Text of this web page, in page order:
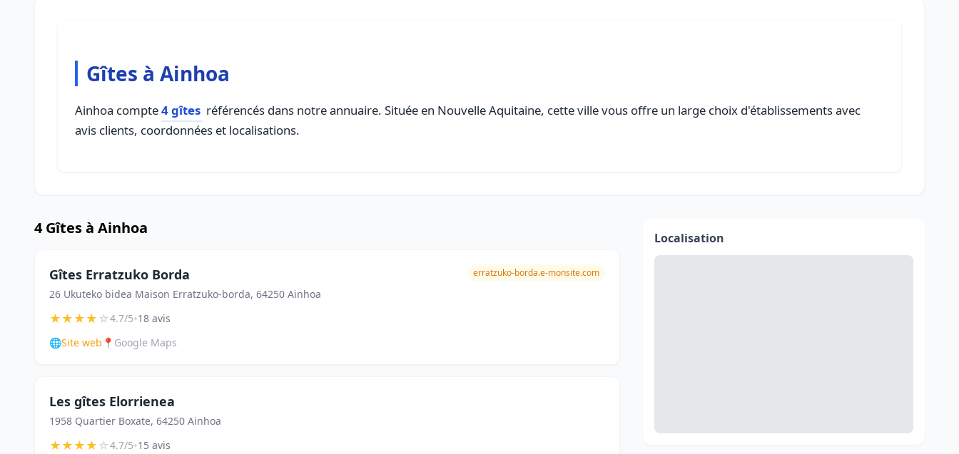
Gîtes à Ainhoa
Ainhoa compte4 gîtes référencés dans notre annuaire. Située en Nouvelle Aquitaine, cette ville vous offre un large choix d'établissements avec
avis clients, coordonnées et localisations.
4 Gîtes à Ainhoa
Gîtes Erratzuko Borda
26 Ukuteko bidea Maison Erratzuko-borda, 64250 Ainhoa
erratzuko-borda.e-monsite.com
★★★★☆4.7/5•18 avis
🌐Site web 📍 Google Maps
Les gîtes Elorrienea
1958 Quartier Boxate, 64250 Ainhoa
★★★★☆4.7/5•15 avis
Localisation